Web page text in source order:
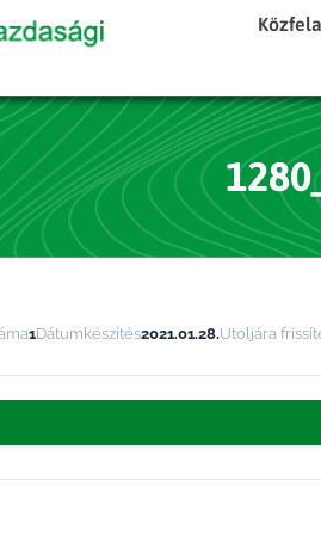
1Dátumkészítés2021.01.28.Utoljára